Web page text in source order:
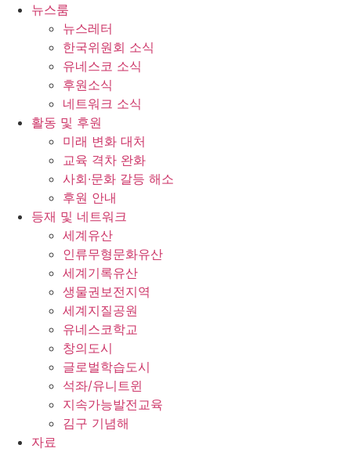
뉴스룸
뉴스레터
한국위원회 소식
유네스코 소식
후원소식
네트워크 소식
활동 및 후원
미래 변화 대처
교육 격차 완화
사회∙문화 갈등 해소
후원 안내
등재 및 네트워크
세계유산
인류무형문화유산
세계기록유산
생물권보전지역
세계지질공원
유네스코학교
창의도시
글로벌학습도시
석좌/유니트윈
지속가능발전교육
김구 기념해
자료